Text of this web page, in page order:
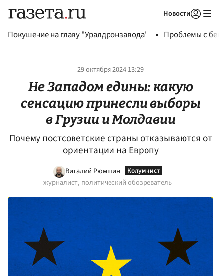
Новости
Покушение на главу "Уралдронзавода" Проблемы с
29 октября 2024 13:29
Не Западом едины: какую
сенсацию принесли выборы
в Грузии и Молдавии
Почему постсоветские страны отказываются от
ориентации на Европу
Виталий Рюмшин
журналист, политический обозреватель